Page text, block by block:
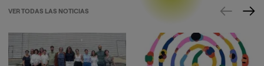
VER TODAS LAS NOTICIAS